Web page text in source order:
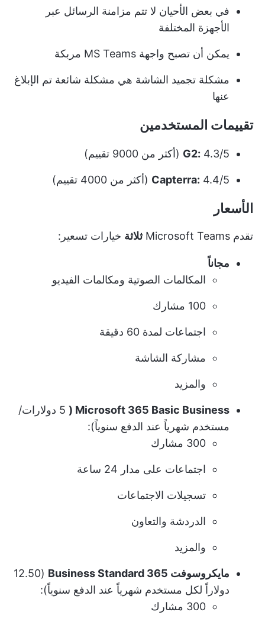
في بعض الأحيان لا تتم مزامنة الرسائل عبر
الأجهزة المختلفة
يمكن أن تصبح واجهة MS Teams مربكة
مشكلة تجميد الشاشة هي مشكلة شائعة تم الإبلاغ
عنها
تقييمات المستخدمين
G2: 4.3/5 (أكثر من 9000 تقييم)
Capterra: 4.4/5 (أكثر من 4000 تقييم)
الأسعار
تقدم Microsoft Teams ثلاثة خيارات تسعير:
مجاناً
المكالمات الصوتية ومكالمات الفيديو
100 مشارك
اجتماعات لمدة 60 دقيقة
مشاركة الشاشة
والمزيد
Microsoft 365 Basic Business (
5 دولارات/
مستخدم شهرياً عند الدفع سنوياً):
300 مشارك
اجتماعات على مدار 24 ساعة
تسجيلات الاجتماعات
الدردشة والتعاون
والمزيد
مايكروسوفت 365 Business Standard
(12.50
دولاراً لكل مستخدم شهرياً عند الدفع سنوياً):
300 مشارك